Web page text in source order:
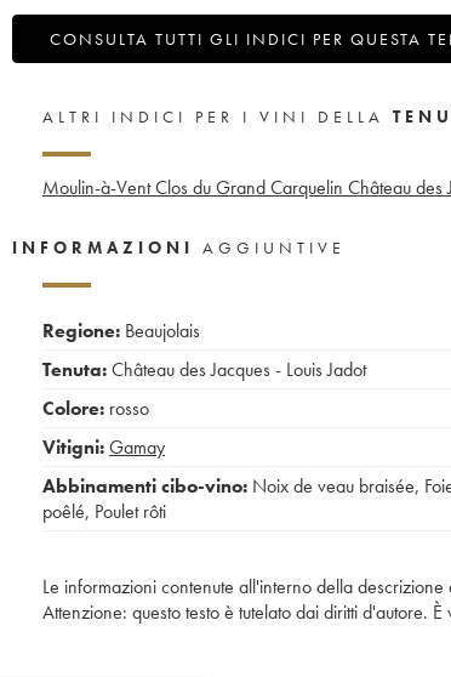
CONSULTA TUTTI GLI INDICI PER QUESTA
ALTRI INDICI PER I VINI DELLA
Moulin-à-Vent Clos du Grand Carquelin Château des
INFORMAZIONI AGGIUNTIVE
Regione: Beaujolais
Tenuta:Château des Jacques - Louis Jadot
Colore: rosso
Vitigni:Gamay
Abbinamenti cibo-vino: Noix de veau braisée,
poêlé, Poulet rôti
Le informazioni contenute all'interno della
Attenzione: questo testo è tutelato dai diritti d'autore.